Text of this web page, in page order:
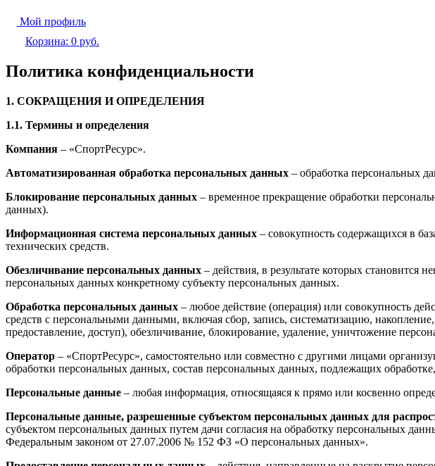
Мой профиль
Корзина: 0 руб.
Политика конфиденциальности
1. СОКРАЩЕНИЯ И ОПРЕДЕЛЕНИЯ
1.1. Термины и определения
Компания – «СпортРесурс».
Автоматизированная обработка персональных данных – обработка персональных
Блокирование персональных данных – временное прекращение обработки
данных).
Информационная система персональных данных – совокупность содержащихся в
технических средств.
Обезличивание персональных данных – действия, в результате которых
персональных данных конкретному субъекту персональных данных.
Обработка персональных данных – любое действие (операция) или совокупность
средств с персональными данными, включая сбор, запись, систематизацию,
предоставление, доступ), обезличивание, блокирование, удаление, уничтожение
Оператор – «СпортРесурс», самостоятельно или совместно с другими лицами
обработки персональных данных, состав персональных данных, подлежащих
Персональные данные – любая информация, относящаяся к прямо или косвенно
Персональные данные, разрешенные субъектом персональных данных для
субъектом персональных данных путем дачи согласия на обработку персональных
Федеральным законом от 27.07.2006 № 152 ФЗ «О персональных данных».